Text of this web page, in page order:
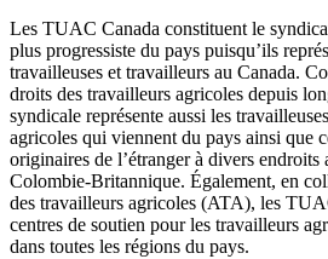
Les TUAC Canada constituent le
plus progressiste du pays puisqu’ils
travailleuses et travailleurs au Canada.
droits des travailleurs agricoles depuis
syndicale représente aussi les
agricoles qui viennent du pays ainsi que
originaires de l’étranger à divers endroits
Colombie-Britannique. Également, en
des travailleurs agricoles (ATA), les
centres de soutien pour les travailleurs
dans toutes les régions du pays.